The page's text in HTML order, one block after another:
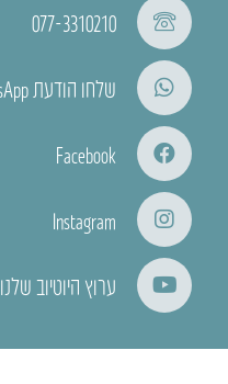
077-3310210
שלחו הודעת WhatsApp
Facebook
Instagram
ערוץ היוטיוב שלנו